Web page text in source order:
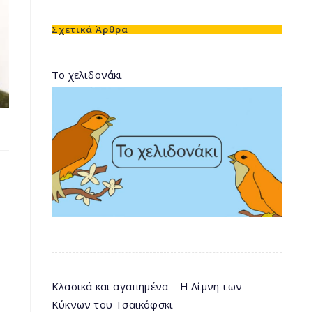
Σχετικά Άρθρα
Το χελιδονάκι
Κλασικά και αγαπημένα – Η Λίμνη των
Κύκνων του Τσαϊκόφσκι